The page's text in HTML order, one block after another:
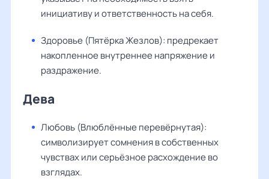
инициативу и ответственность на себя.
Здоровье (Пятёрка Жезлов): предрекает
накопленное внутреннее напряжение и
раздражение.
Дева
Любовь (Влюблённые перевёрнутая):
символизирует сомнения в собственных
чувствах или серьёзное расхождение во
взглядах.